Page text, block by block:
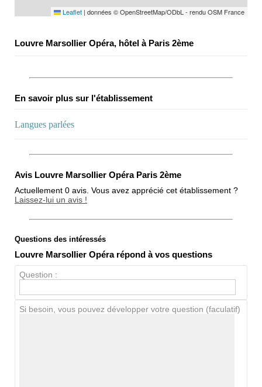
Leaflet | données © OpenStreetMap/ODbL - rendu OSM France
Louvre Marsollier Opéra, hôtel à Paris 2ème
En savoir plus sur l'établissement
Langues parlées
Avis Louvre Marsollier Opéra Paris 2ème
Actuellement 0 avis. Vous avez apprécié cet établissement ?
Laissez-lui un avis !
Note globale
Questions des intéressés
Louvre Marsollier Opéra répond à vos questions
Question :
Si besoin, vous pouvez développer votre question (faculatif)